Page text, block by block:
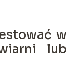
w
lub